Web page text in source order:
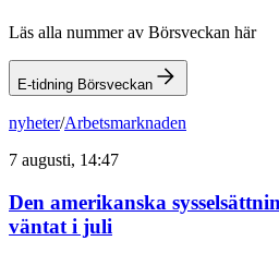
Läs alla nummer av Börsveckan här
E-tidning Börsveckan
nyheter/Arbetsmarknaden
7 augusti, 14:47
Den amerikanska
väntat i juli